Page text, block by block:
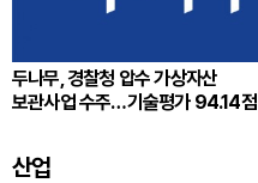
두나무, 경찰청 압수 가상자산
보관사업 수주…기술평가 94.14점
산업